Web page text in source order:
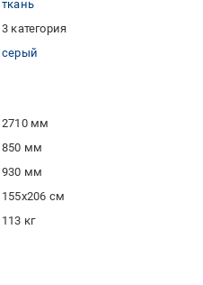
ткань
3 категория
серый
2710 мм
850 мм
930 мм
155x206 см
113 кг